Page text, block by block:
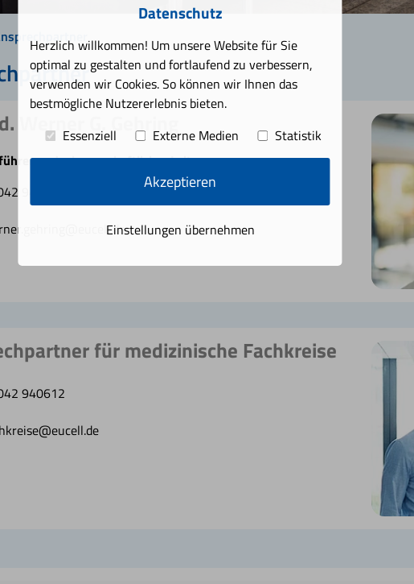
Werner G. Gehring
und wissenschaftlicher Leiter
940250
für medizinische Fachkreise
940612
Datenschutz
Herzlich willkommen! Um unsere Website für Sie
optimal zu gestalten und fortlaufend zu verbessern,
verwenden wir Cookies. So können wir Ihnen das
bestmögliche Nutzererlebnis bieten.
Essenziell
Externe Medien Statistik
Akzeptieren
Einstellungen übernehmen